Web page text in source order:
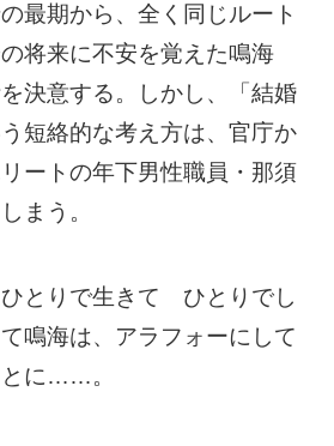
最期から、全く同じルート
将来に不安を覚えた鳴海
決意する。しかし、「結婚
短絡的な考え方は、官庁か
ートの年下男性職員・那須
まう。
とりで生きて ひとりでし
鳴海は、アラフォーにして
に……。